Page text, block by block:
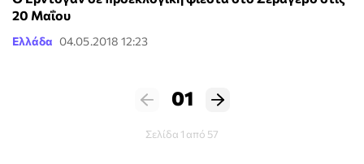
20 Μαΐου
Ελλάδα 04.05.2018 12:23
01
Σελίδα 1 από 57